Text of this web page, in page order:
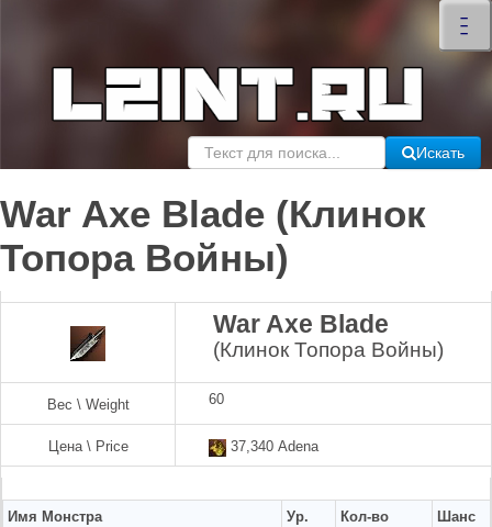
–
–
–
×
Искать
War Axe Blade (Клинок
Топора Войны)
War Axe Blade
(Клинок Топора Войны)
Вес \ Weight 60
Цена \ Price 37,340 Adena
Имя Монстра Ур. Кол-во
Шанс